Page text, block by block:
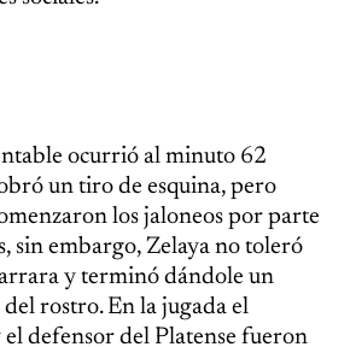
ocurrió al minuto 62
un tiro de esquina, pero
los jaloneos por parte
sin embargo, Zelaya no toleró
y terminó dándole un
rostro. En la jugada el
el defensor del Platense fueron